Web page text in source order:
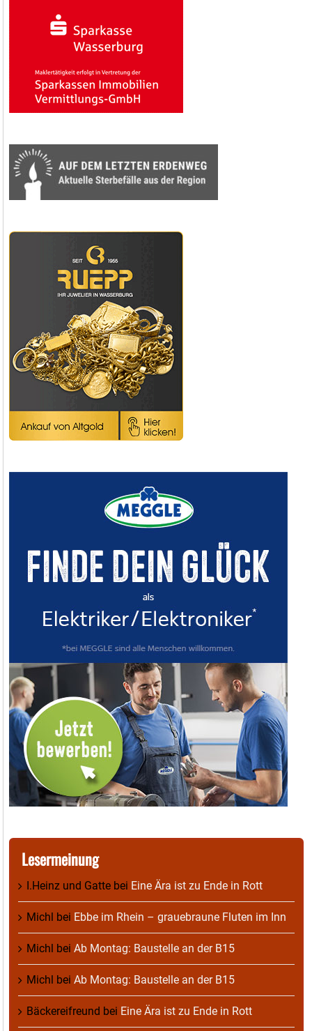
Lesermeinung
I.Heinz und Gatte bei Eine Ära ist zu Ende in Rott
Michl bei Ebbe im Rhein – grauebraune Fluten im Inn
Michl bei Ab Montag: Baustelle an der B15
Michl bei Ab Montag: Baustelle an der B15
Bäckereifreund bei Eine Ära ist zu Ende in Rott